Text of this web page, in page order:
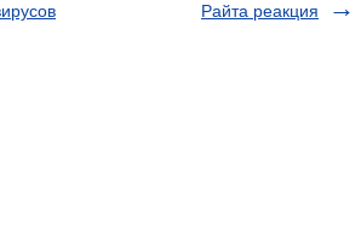
Райта реакция